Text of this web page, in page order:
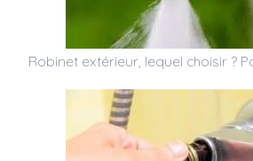
Robinet extérieur, lequel choisir ?